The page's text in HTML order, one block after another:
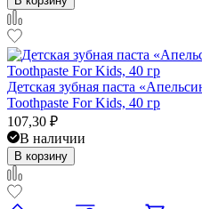
Детская зубная паста
Toothpaste For Kids, 40 гр
107,30 ₽
В наличии
В корзину